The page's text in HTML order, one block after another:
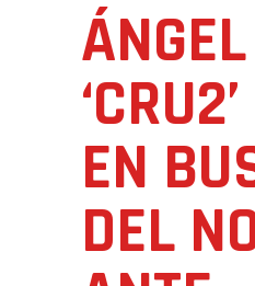
ÁNGEL
EN
DEL